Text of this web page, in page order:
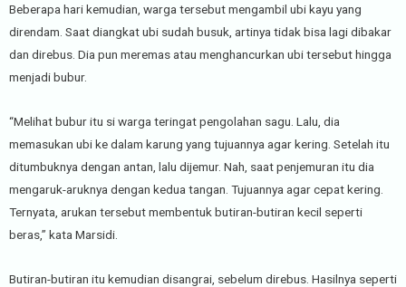
Beberapa hari kemudian, warga tersebut mengambil ubi kayu yang
direndam. Saat diangkat ubi sudah busuk, artinya tidak bisa lagi dibakar
dan direbus. Dia pun meremas atau menghancurkan ubi tersebut hingga
menjadi bubur.
“Melihat bubur itu si warga teringat pengolahan sagu. Lalu, dia
memasukan ubi ke dalam karung yang tujuannya agar kering. Setelah itu
ditumbuknya dengan antan, lalu dijemur. Nah, saat penjemuran itu dia
mengaruk-aruknya dengan kedua tangan. Tujuannya agar cepat kering.
Ternyata, arukan tersebut membentuk butiran-butiran kecil seperti
beras,” kata Marsidi.
Butiran-butiran itu kemudian disangrai, sebelum direbus. Hasilnya seperti